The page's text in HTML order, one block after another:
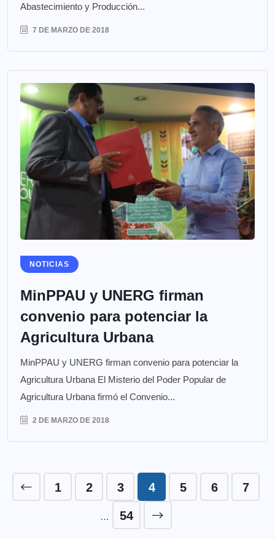
Abastecimiento y Producción...
7 DE MARZO DE 2018
NOTICIAS
MinPPAU y UNERG firman
convenio para potenciar la
Agricultura Urbana
MinPPAU y UNERG firman convenio para potenciar la
Agricultura Urbana El Misterio del Poder Popular de
Agricultura Urbana firmó el Convenio...
2 DE MARZO DE 2018
1 2 3 4 5 6 7
… 54